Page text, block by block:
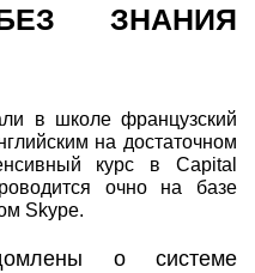
ЗНАНИЯ
в школе французский
на достаточном
курс в Capital
очно на базе
Skype.
о системе